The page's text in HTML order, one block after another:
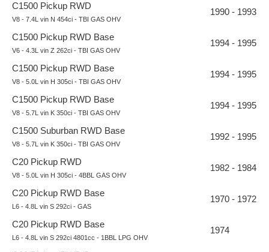
C1500 Pickup RWD
V8 - 7.4L vin N 454ci - TBI GAS OHV
1990 - 1993
C1500 Pickup RWD Base
V6 - 4.3L vin Z 262ci - TBI GAS OHV
1994 - 1995
C1500 Pickup RWD Base
V8 - 5.0L vin H 305ci - TBI GAS OHV
1994 - 1995
C1500 Pickup RWD Base
V8 - 5.7L vin K 350ci - TBI GAS OHV
1994 - 1995
C1500 Suburban RWD Base
V8 - 5.7L vin K 350ci - TBI GAS OHV
1992 - 1995
C20 Pickup RWD
V8 - 5.0L vin H 305ci - 4BBL GAS OHV
1982 - 1984
C20 Pickup RWD Base
L6 - 4.8L vin S 292ci - GAS
1970 - 1972
C20 Pickup RWD Base
L6 - 4.8L vin S 292ci 4801cc - 1BBL LPG OHV
1974